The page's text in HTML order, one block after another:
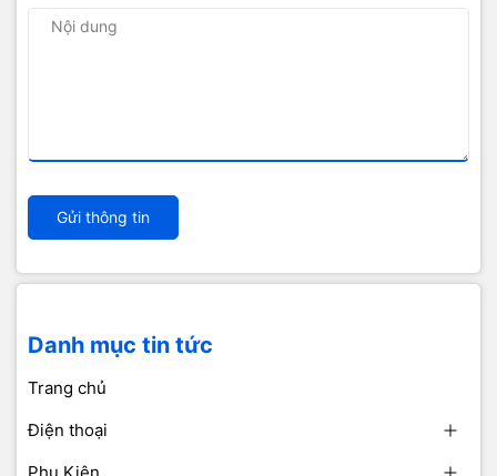
Gửi thông tin
Danh mục tin tức
Trang chủ
Điện thoại